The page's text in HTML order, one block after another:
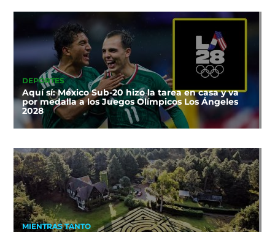
DEPORTES
Aquí sí: México Sub-20 hizo la tarea en casa y va
por medalla a los Juegos Olímpicos Los Ángeles
2028
MIENTRAS TANTO